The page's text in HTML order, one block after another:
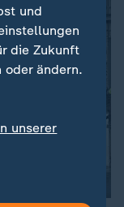
und
die Zukunft
oder ändern.
unserer